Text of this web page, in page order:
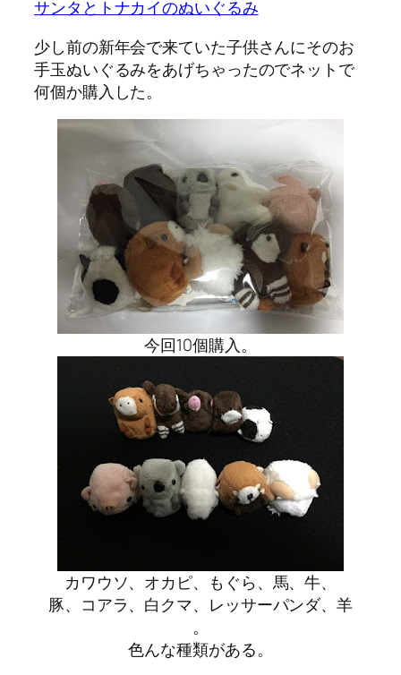
サンタとトナカイのぬいぐるみ
少し前の新年会で来ていた子供さんにそのお
手玉ぬいぐるみをあげちゃったのでネットで
何個か購入した。
今回10個購入。
カワウソ、オカピ、もぐら、馬、牛、
豚、コアラ、白クマ、レッサーパンダ、羊
。
色んな種類がある。